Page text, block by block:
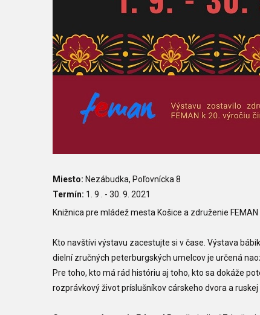
Miesto: Nezábudka, Poľovnícka 8
Termín: 1. 9 . - 30. 9. 2021
Knižnica pre mládež mesta Košice a združenie
Kto navštívi výstavu zacestujte si v čase. Výstava
dielní zručných peterburgských umelcov je určená
Pre toho, kto má rád históriu aj toho, kto sa dokáže
rozprávkový život príslušníkov cárskeho dvora a